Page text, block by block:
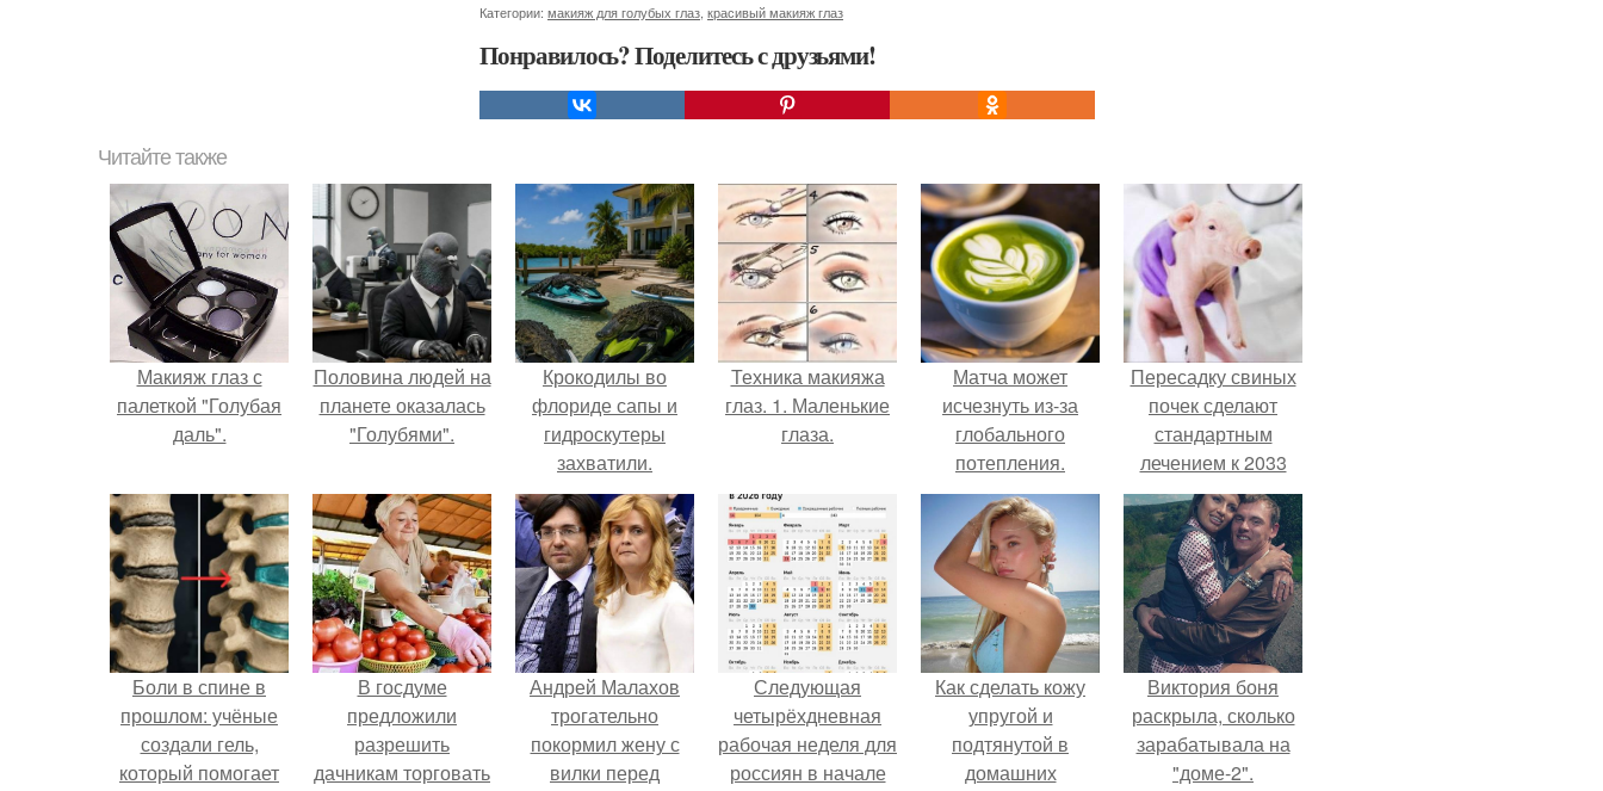
Категории: макияж для голубых глаз красивый макияж глаз
Понравилось? Поделитесь с друзьями!
Читайте также
Макияж глаз с
палеткой "Голубая
даль".
Половина людей на
планете оказалась
"Голубями".
Крокодилы во
флориде сапы и
гидроскутеры
захватили.
Техника макияжа
глаз. 1. Маленькие
глаза.
Матча может
исчезнуть из-за
глобального
потепления.
Пересадку свиных
почек сделают
стандартным
лечением к 2033
году в Японии.
Боли в спине в
прошлом: учёные
создали гель,
который помогает
В госдуме
предложили
разрешить
дачникам торговать
Андрей Малахов
трогательно
покормил жену с
вилки перед
Следующая
четырёхдневная
рабочая неделя для
россиян в начале
Как сделать кожу
упругой и
подтянутой в
домашних
Виктория боня
раскрыла, сколько
зарабатывала на
"доме-2".